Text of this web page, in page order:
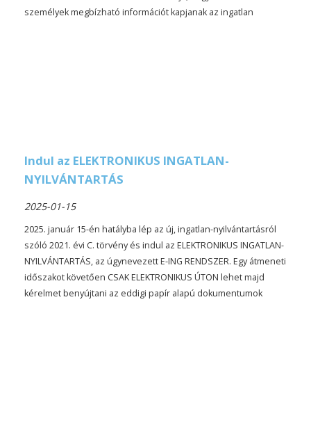
személyek megbízható információt kapjanak az ingatlan
Indul az ELEKTRONIKUS INGATLAN-
NYILVÁNTARTÁS
2025-01-15
2025. január 15-én hatályba lép az új, ingatlan-nyilvántartásról
szóló 2021. évi C. törvény és indul az ELEKTRONIKUS INGATLAN-
NYILVÁNTARTÁS, az úgynevezett E-ING RENDSZER. Egy átmeneti
időszakot követően CSAK ELEKTRONIKUS ÚTON lehet majd
kérelmet benyújtani az eddigi papír alapú dokumentumok